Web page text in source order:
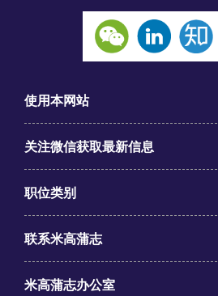
使用本网站
关注微信获取最新信息
职位类别
联系米高蒲志
米高蒲志办公室